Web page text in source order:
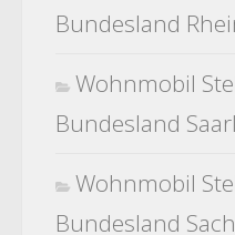
Bundesland
Wohnmobil
Bundesland
Wohnmobil
Bundesland